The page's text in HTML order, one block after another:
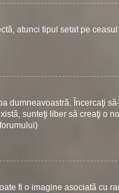
atunci tipul setat pe
dumneavoastră. Încercaţi
sunteţi liber să creaţi o
fi o imagine asociată cu